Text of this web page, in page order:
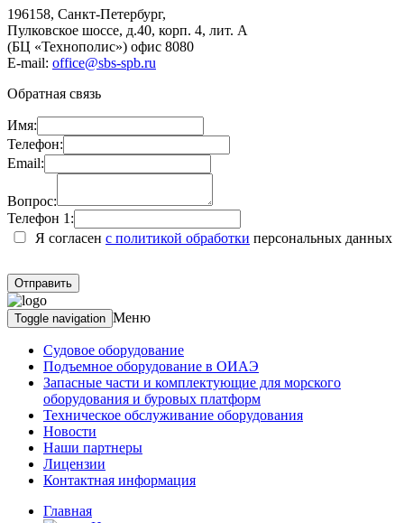
196158, Санкт-Петербург,
Пулковское шоссе, д.40, корп. 4, лит. А
(БЦ «Технополис») офис 8080
E-mail: office@sbs-spb.ru
Обратная связь
Имя:
Телефон:
Email:
Вопрос:
Телефон 1:
Я согласен с политикой обработки персональных данных
Toggle navigation Меню
Судовое оборудование
Подъемное оборудование в ОИАЭ
Запасные части и комплектующие для морского
оборудования и буровых платформ
Техническое обслуживание оборудования
Новости
Наши партнеры
Лицензии
Контактная информация
Главная